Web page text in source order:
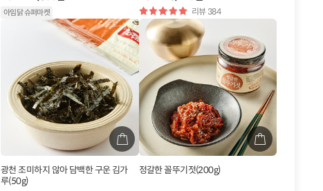
아임닭 슈퍼마켓
별
점
리뷰 384
광천 조미하지 않아 담백한 구운 김가
루(50g)
정갈한 꼴뚜기젓(200g)